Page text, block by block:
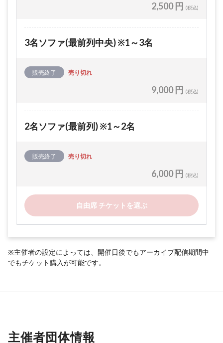
2,500 円 (税込)
3名ソファ(最前列中央) ※1～3名
販売終了 売り切れ
9,000 円 (税込)
2名ソファ(最前列) ※1～2名
販売終了 売り切れ
6,000 円 (税込)
自由席 チケットを選ぶ
※主催者の設定によっては、開催日後でもアーカイブ配信期間中
でもチケット購入が可能です。
主催者団体情報